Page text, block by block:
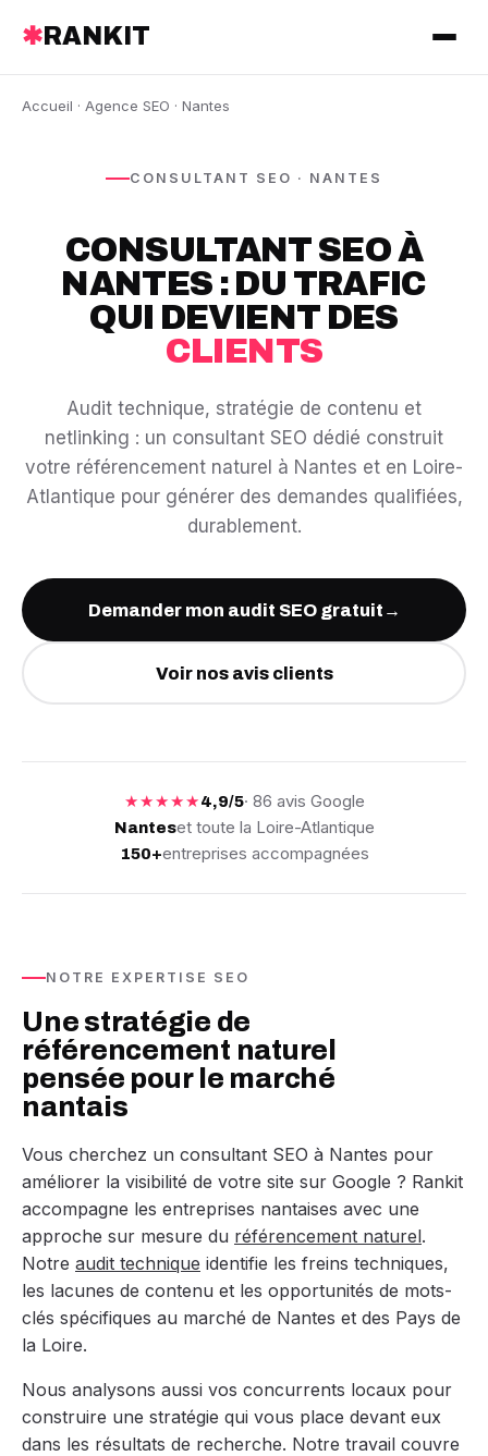
✱ RANKIT
Accueil · Agence SEO · Nantes
CONSULTANT SEO · NANTES
CONSULTANT SEO À
NANTES : DU TRAFIC
QUI DEVIENT DES
CLIENTS
Audit technique, stratégie de contenu et
netlinking : un consultant SEO dédié construit
votre référencement naturel à Nantes et en Loire-
Atlantique pour générer des demandes qualifiées,
durablement.
Demander mon audit SEO gratuit →
Voir nos avis clients
★★★★★4,9/5· 86 avis Google
Nanteset toute la Loire-Atlantique
150+entreprises accompagnées
NOTRE EXPERTISE SEO
Une stratégie de
référencement naturel
pensée pour le marché
nantais
Vous cherchez un consultant SEO à Nantes pour
améliorer la visibilité de votre site sur Google ? Rankit
accompagne les entreprises nantaises avec une
approche sur mesure du référencement naturel.
Notre audit technique identifie les freins techniques,
les lacunes de contenu et les opportunités de mots-
clés spécifiques au marché de Nantes et des Pays de
la Loire.
Nous analysons aussi vos concurrents locaux pour
construire une stratégie qui vous place devant eux
dans les résultats de recherche. Notre travail couvre